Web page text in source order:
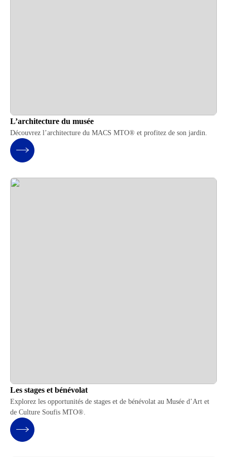
L’architecture du musée
Découvrez l’architecture du MACS MTO® et profitez de son jardin.
Les stages et bénévolat
Explorez les opportunités de stages et de bénévolat au Musée d’Art et
de Culture Soufis MTO®.